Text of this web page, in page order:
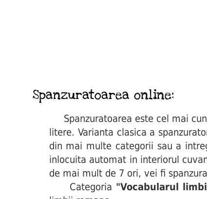
Spanzuratoarea online:
Spanzuratoarea este cel mai
litere. Varianta clasica a
din mai multe categorii sau a
inlocuita automat in interiorul
de mai mult de 7 ori, vei fi
Categoria "Vocabularul